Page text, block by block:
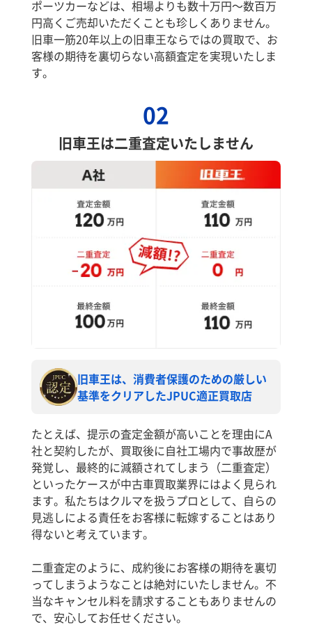
ポーツカーなどは、相場よりも数十万円～数百万
円高くご売却いただくことも珍しくありません。
旧車一筋20年以上の旧車王ならではの買取で、お
客様の期待を裏切らない高額査定を実現いたしま
す。
02
旧車王は二重査定いたしません
旧車王は、消費者保護のための厳しい
基準をクリアしたJPUC適正買取店
たとえば、提示の査定金額が高いことを理由にA
社と契約したが、買取後に自社工場内で事故歴が
発覚し、最終的に減額されてしまう（二重査定）
といったケースが中古車買取業界にはよく見られ
ます。私たちはクルマを扱うプロとして、自らの
見逃しによる責任をお客様に転嫁することはあり
得ないと考えています。
二重査定のように、成約後にお客様の期待を裏切
ってしまうようなことは絶対にいたしません。不
当なキャンセル料を請求することもありませんの
で、安心してお任せください。